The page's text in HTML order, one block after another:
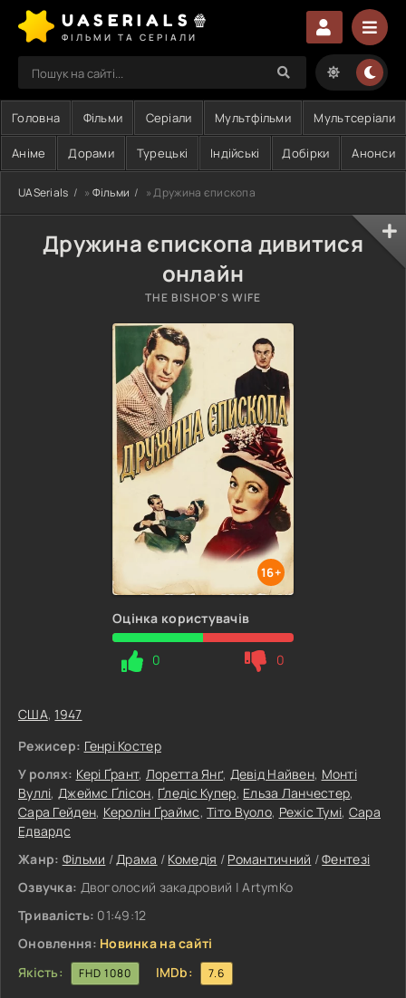
UASERIALS🍿
ФІЛЬМИ ТА СЕРІАЛИ
Головна Фільми Серіали Мультфільми Мультсеріали
Аніме Дорами Турецькі Індійські Добірки Анонси
UASerials » Фільми » Дружина єпископа
Дружина єпископа дивитися
онлайн
THE BISHOP'S WIFE
16+
Оцінка користувачів
0 0
США,1947
Режисер: Генрі Костер
У ролях: Кері Ґрант, Лоретта Янґ, Девід Найвен, Монті
Вуллі, Джеймс Ґлісон, Ґледіс Купер, Ельза Ланчестер,
Сара Гейден, Керолін Ґраймс,Тіто Вуоло, Режіс Тумі, Сара
Едвардс
Жанр: Фільми /Драма / Комедія / Романтичний /Фентезі
Озвучка: Двоголосий закадровий | ArtymKo
Тривалість: 01:49:12
Оновлення: Новинка на сайті
Якість:
FHD 1080 IMDb: 7.6